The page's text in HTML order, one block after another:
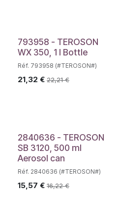
793958 - TEROSON
WX 350, 1 l Bottle
Réf. 793958 (#TEROSON#)
21,32 € 22,21€
2840636 - TEROSON
SB 3120, 500 ml
Aerosol can
Réf. 2840636 (#TEROSON#)
15,57 € 16,22€